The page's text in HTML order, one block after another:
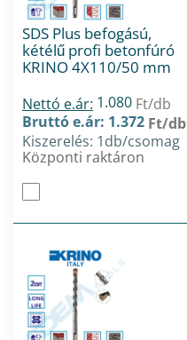
SDS Plus befogású,
kétélű profi betonfúró
KRINO 4X110/50 mm
Nettó e.ár: 1.080 Ft/db
Bruttó e.ár: 1.372 Ft/db
Kiszerelés: 1db/csomag
Központi raktáron